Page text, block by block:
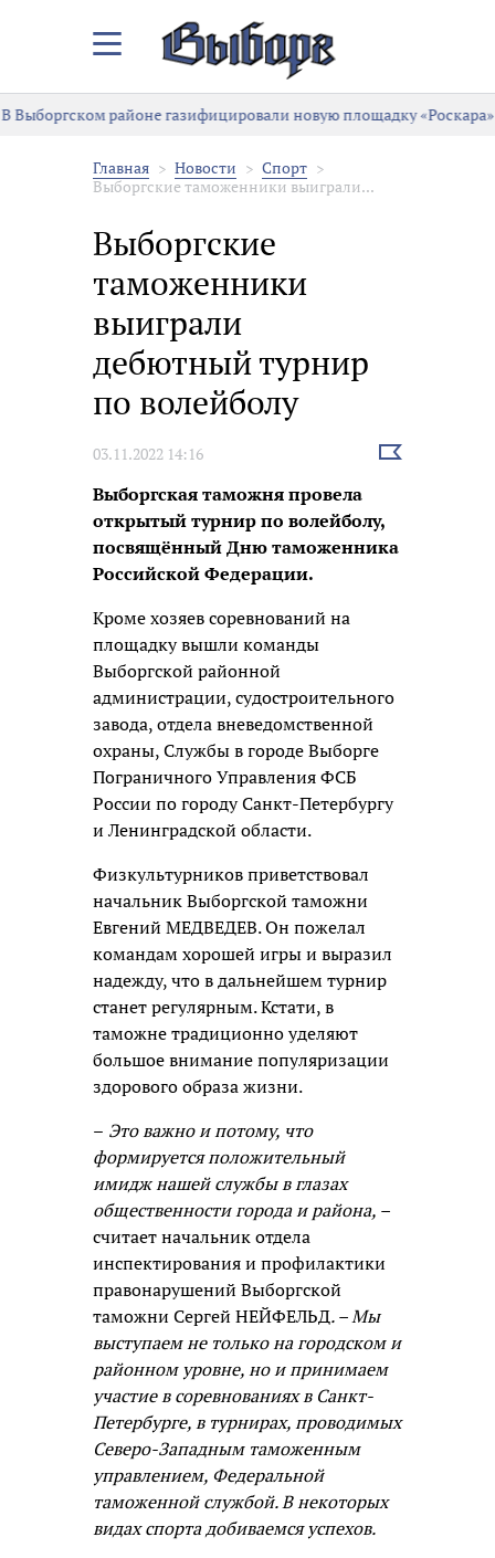
Закрыть/
меню
В Выборгском районе газифицировали новую площадку «Роскара»
Главная Новости
Спорт
Выборгские таможенники выиграли...
Выборгские
таможенники
выиграли
дебютный турнир
по волейболу
03.11.2022 14:16
Выбрать
Выборгская таможня провела
открытый турнир по волейболу,
посвящённый Дню таможенника
Российской Федерации.
Кроме хозяев соревнований на
площадку вышли команды
Выборгской районной
администрации, судостроительного
завода, отдела вневедомственной
охраны, Службы в городе Выборге
Пограничного Управления ФСБ
России по городу Санкт-Петербургу
и Ленинградской области.
Физкультурников приветствовал
начальник Выборгской таможни
Евгений МЕДВЕДЕВ. Он пожелал
командам хорошей игры и выразил
надежду, что в дальнейшем турнир
станет регулярным. Кстати, в
таможне традиционно уделяют
большое внимание популяризации
здорового образа жизни.
– Это важно и потому, что
формируется положительный
имидж нашей службы в глазах
общественности города и района, –
считает начальник отдела
инспектирования и профилактики
правонарушений Выборгской
таможни Сергей НЕЙФЕЛЬД. – Мы
выступаем не только на городском и
районном уровне, но и принимаем
участие в соревнованиях в Санкт-
Петербурге, в турнирах, проводимых
Северо-Западным таможенным
управлением, Федеральной
таможенной службой. В некоторых
видах спорта добиваемся успехов.